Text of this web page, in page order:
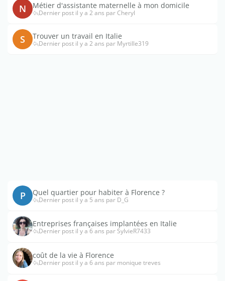
N Métier d'assistante maternelle à mon domicile
Dernier post il y a 2 ans par Cheryl
S Trouver un travail en Italie
Dernier post il y a 2 ans par Myrtille319
P Quel quartier pour habiter à Florence ?
Dernier post il y a 5 ans par D_G
Entreprises françaises implantées en Italie
Dernier post il y a 6 ans par SylvieR7433
coût de la vie à Florence
Dernier post il y a 6 ans par monique treves